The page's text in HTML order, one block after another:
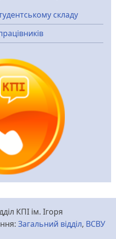
складу
КПІ ім. Ігоря
Загальний відділ, ВСВУ